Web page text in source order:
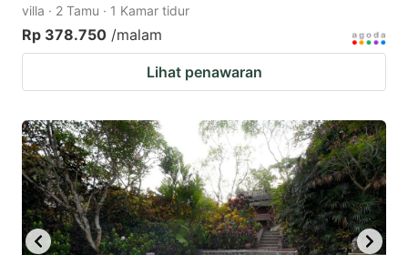
villa · 2 Tamu · 1 Kamar tidur
Rp 378.750 /malam
Lihat penawaran